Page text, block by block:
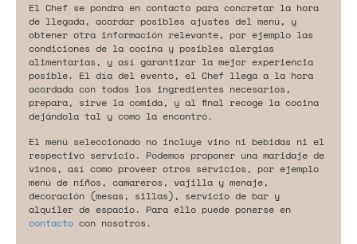
El Chef se pondrá en contacto para concretar la hora
de llegada, acordar posibles ajustes del menú, y
obtener otra información relevante, por ejemplo las
condiciones de la cocina y posibles alergias
alimentarias, y así garantizar la mejor experiencia
posible. El día del evento, el Chef llega a la hora
acordada con todos los ingredientes necesarios,
prepara, sirve la comida, y al final recoge la cocina
dejándola tal y como la encontró.
El menú seleccionado no incluye vino ni bebidas ni el
respectivo servicio. Podemos proponer una maridaje de
vinos, así como proveer otros servicios, por ejemplo
menú de niños, camareros, vajilla y menaje,
decoración (mesas, sillas), servicio de bar y
alquiler de espacio. Para ello puede ponerse en
contacto con nosotros.